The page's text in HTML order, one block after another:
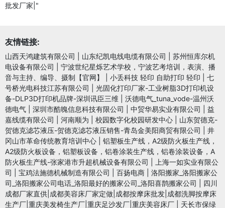
批发厂家|"
友情链接:
山西天鸿建筑有限公司 山东纪凯电线电缆有限公司
苏州恒库尔机
电设备有限公司
宁波世纪星烁艺术学校，宁波艺考培训，表演、播
音与主持、编导、摄制【官网】
小丢科技 轻印 自助打印 轻印
七
号桥光电科技江苏有限公司
光固化打印厂家-工业树脂3D打印机设
备-DLP3D打印机品牌-深圳讯臣三维
沃德电气_tuna_vode-温州沃
德电气
深圳市酷魄信息科技有限公司 中贸华易实业有限公司
益
嘉线缆有限公司
河南顺为 校园数字化校园研发中心
山东贺德克-
贺德克滤芯液压-贺德克滤芯液压销售-青岛金美阳商贸有限公司
井
冈山市革命传统教育培训中心
铝塑板生产线，A2级防火板生产线，
A2级防火板设备，铝塑板设备，铝卷涂装生产线，铝卷涂装设备，A
防火板生产线-张家港市升超机械设备有限公司
上海一如实业有限公
司
宝鸡法施德机械制造有限公司 百扬电商
洛阳搬家_洛阳搬家公
司_洛阳搬家公司电话_洛阳最好的搬家公司_洛阳喜鹊搬家公司
四川
成都厂家直供|成都美容床厂家定做|成都按摩床批发|成都洗脚按摩床
生产厂|重庆美发椅生产厂|重庆足沙发厂|重庆美容床厂
天长市保绿